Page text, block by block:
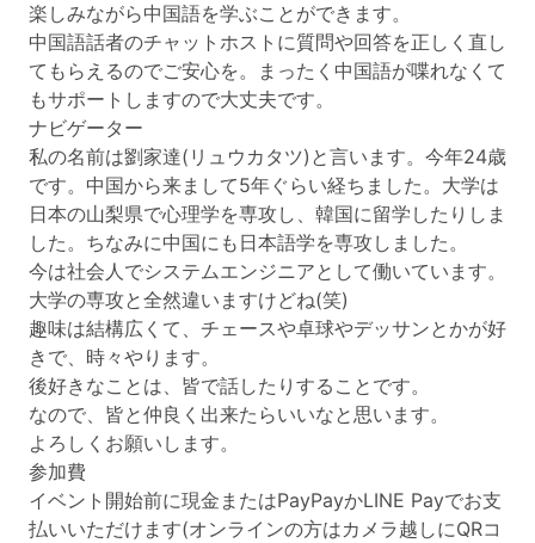
楽しみながら中国語を学ぶことができます。
中国語話者のチャットホストに質問や回答を正しく直し
てもらえるのでご安心を。まったく中国語が喋れなくて
もサポートしますので大丈夫です。
ナビゲーター
私の名前は劉家達(リュウカタツ)と言います。今年24歳
です。中国から来まして5年ぐらい経ちました。大学は
日本の山梨県で心理学を専攻し、韓国に留学したりしま
した。ちなみに中国にも日本語学を専攻しました。
今は社会人でシステムエンジニアとして働いています。
大学の専攻と全然違いますけどね(笑)
趣味は結構広くて、チェースや卓球やデッサンとかが好
きで、時々やります。
後好きなことは、皆で話したりすることです。
なので、皆と仲良く出来たらいいなと思います。
よろしくお願いします。
参加費
イベント開始前に現金またはPayPayかLINE Payでお支
払いいただけます(オンラインの方はカメラ越しにQRコ